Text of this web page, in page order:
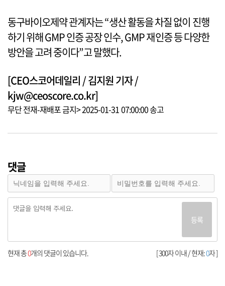
동구바이오제약 관계자는 “생산 활동을 차질 없이 진행
하기 위해 GMP 인증 공장 인수, GMP 재인증 등 다양한
방안을 고려 중이다”고 말했다.
[CEO스코어데일리 / 김지원 기자 /
kjw@ceoscore.co.kr]
무단 전재-재배포 금지> 2025-01-31 07:00:00 송고
댓글
등록
[ 300자 이내 / 현재:0자 ]
현재 총0개의 댓글이 있습니다.